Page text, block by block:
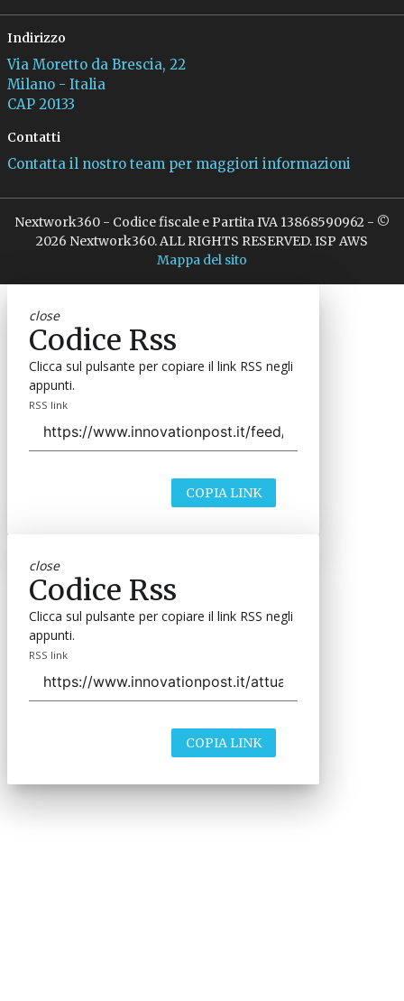
Indirizzo
Via Moretto da Brescia, 22
Milano - Italia
CAP 20133
Contatti
Contatta il nostro team per maggiori informazioni
Nextwork360 - Codice fiscale e Partita IVA 13868590962 - ©
2026 Nextwork360. ALL RIGHTS RESERVED. ISP AWS
Mappa del sito
close
Codice Rss
Clicca sul pulsante per copiare il link RSS negli
appunti.
RSS link
COPIA LINK
close
Codice Rss
Clicca sul pulsante per copiare il link RSS negli
appunti.
RSS link
COPIA LINK